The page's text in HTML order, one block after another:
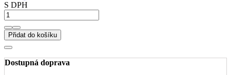
S DPH
Přidat do košíku
Dostupná doprava